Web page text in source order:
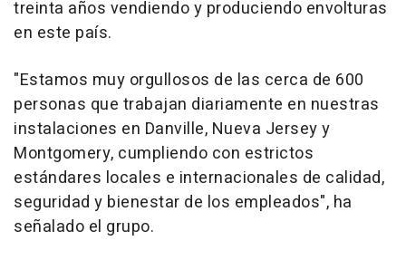
treinta años vendiendo y produciendo envolturas
en este país.
"Estamos muy orgullosos de las cerca de 600
personas que trabajan diariamente en nuestras
instalaciones en Danville, Nueva Jersey y
Montgomery, cumpliendo con estrictos
estándares locales e internacionales de calidad,
seguridad y bienestar de los empleados", ha
señalado el grupo.